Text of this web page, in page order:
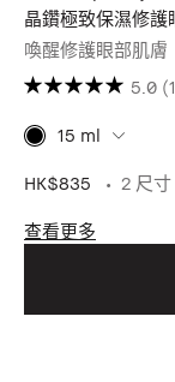
晶鑽極致保濕修護
喚醒修護眼部肌膚
5.0
15 ml
HK$835 2 尺寸
查看更多